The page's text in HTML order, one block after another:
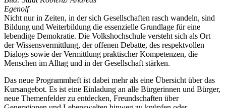
Egenolf
Nicht nur in Zeiten, in der sich Gesellschaften rasch wandeln, sind
Bildung und Weiterbildung die essenzielle Grundlage für eine
lebendige Demokratie. Die Volkshochschule versteht sich als Ort
der Wissensvermittlung, der offenen Debatte, des respektvollen
Dialogs sowie der Vermittlung praktischer Kompetenzen, die
Menschen im Alltag und in der Gesellschaft stärken.
Das neue Programmheft ist dabei mehr als eine Übersicht über das
Kursangebot. Es ist eine Einladung an alle Bürgerinnen und Bürger,
neue Themenfelder zu entdecken, Freundschaften über